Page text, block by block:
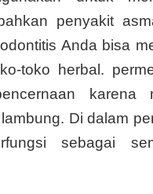
penyakit
Anda bisa
toko herbal.
karena
Di dalam
sebagai